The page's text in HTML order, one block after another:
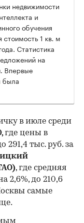
недвижимости
и
обучения
стоимость 1 кв. м
Статистика
на
Впервые
была
в июле среди
где цены в
291,4 тыс. руб. за
, где средняя
2,6%, до 210,6
самые